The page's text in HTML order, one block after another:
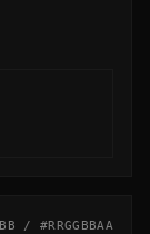
/ #RRGGBBAA